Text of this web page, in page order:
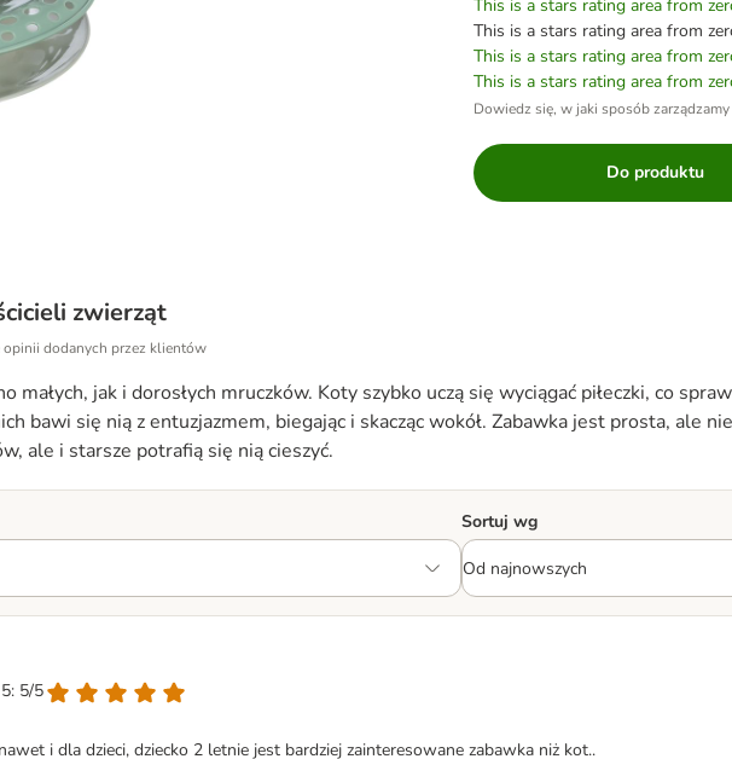
This is a stars rating area from
This is a stars rating area from
This is a stars rating area from
This is a stars rating area from
Dowiedz się, w jaki sposób
Do produktu
zwierząt
opinii dodanych przez klientów
małych, jak i dorosłych mruczków. Koty szybko uczą się wyciągać piłeczki, co
bawi się nią z entuzjazmem, biegając i skacząc wokół. Zabawka jest prosta, ale
ale i starsze potrafią się nią cieszyć.
Sortuj wg
5/5
i dla dzieci, dziecko 2 letnie jest bardziej zainteresowane zabawka niż kot..